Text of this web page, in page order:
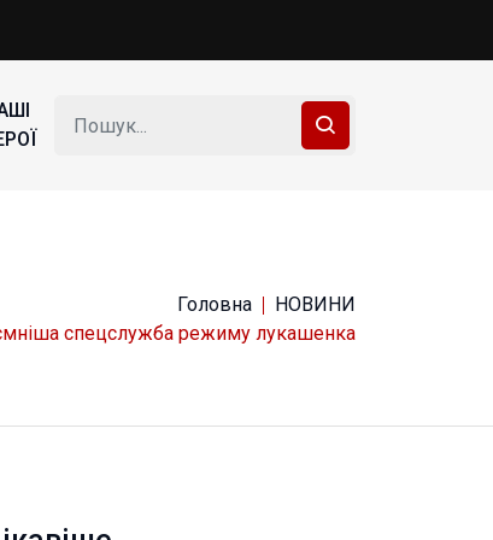
Головна
НОВИНИ
спецслужба режиму лукашенка